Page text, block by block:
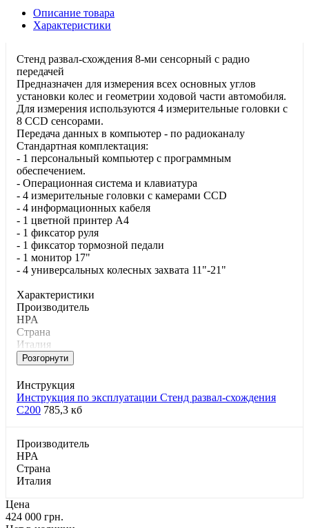
Описание товара
Характеристики
Стенд развал-схождения 8-ми сенсорный с радио
передачей
Предназначен для измерения всех основных углов
установки колес и геометрии ходовой части автомобиля.
Для измерения используются 4 измерительные головки с
8 CCD сенсорами.
Передача данных в компьютер - по радиоканалу
Стандартная комплектация:
- 1 персональный компьютер с программным
обеспечением.
- Операционная система и клавиатура
- 4 измерительные головки с камерами CCD
- 4 информационных кабеля
- 1 цветной принтер А4
- 1 фиксатор руля
- 1 фиксатор тормозной педали
- 1 монитор 17"
- 4 универсальных колесных захвата 11"-21"
Характеристики
Производитель
HPA
Страна
Италия
Розгорнути
Инструкция
Инструкция по эксплуатации Стенд развал-схождения
С200 785,3 кб
Производитель
HPA
Страна
Италия
Цена
424 000 грн.